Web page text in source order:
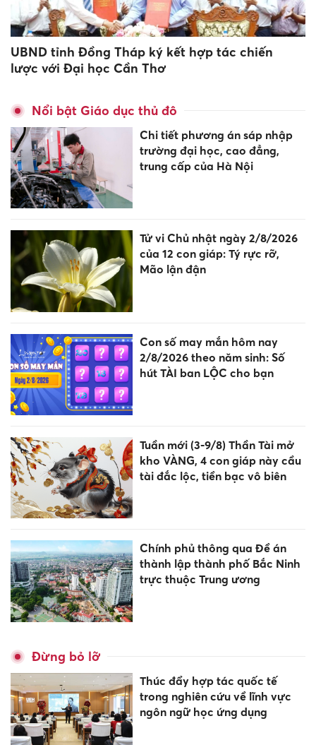
UBND tỉnh Đồng Tháp ký kết hợp tác chiến
lược với Đại học Cần Thơ
Nổi bật Giáo dục thủ đô
Chi tiết phương án sáp nhập
trường đại học, cao đẳng,
trung cấp của Hà Nội
Tử vi Chủ nhật ngày 2/8/2026
của 12 con giáp: Tý rực rỡ,
Mão lận đận
Con số may mắn hôm nay
2/8/2026 theo năm sinh: Số
hút TÀI ban LỘC cho bạn
Tuần mới (3-9/8) Thần Tài mở
kho VÀNG, 4 con giáp này cầu
tài đắc lộc, tiền bạc vô biên
Chính phủ thông qua Đề án
thành lập thành phố Bắc Ninh
trực thuộc Trung ương
Đừng bỏ lỡ
Thúc đẩy hợp tác quốc tế
trong nghiên cứu về lĩnh vực
ngôn ngữ học ứng dụng